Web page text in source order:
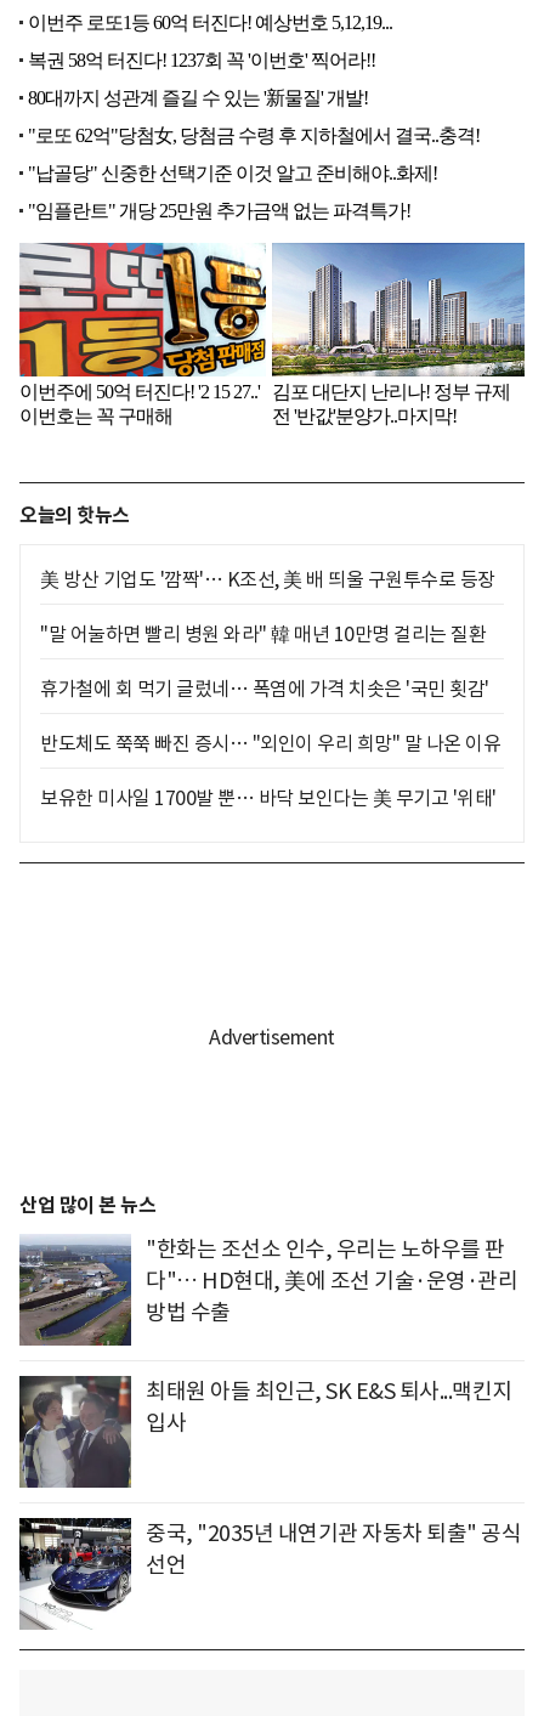
오늘의 핫뉴스
美 방산 기업도 '깜짝'… K조선, 美 배 띄울 구원투수로 등장
"말 어눌하면 빨리 병원 와라" 韓 매년 10만명 걸리는 질환
휴가철에 회 먹기 글렀네… 폭염에 가격 치솟은 '국민 횟감'
반도체도 쭉쭉 빠진 증시… "외인이 우리 희망" 말 나온 이유
보유한 미사일 1700발 뿐… 바닥 보인다는 美 무기고 '위태'
산업 많이 본 뉴스
"한화는 조선소 인수, 우리는 노하우를 판
다"… HD현대, 美에 조선 기술·운영·관리
방법 수출
최태원 아들 최인근, SK E&S 퇴사...맥킨지
입사
중국, "2035년 내연기관 자동차 퇴출" 공식
선언